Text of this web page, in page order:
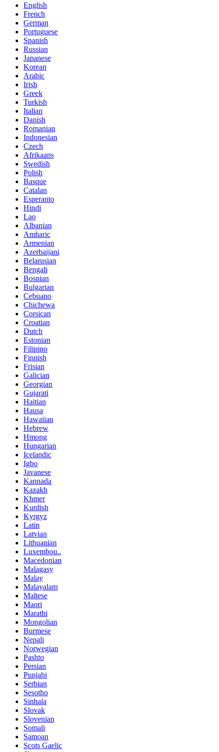
English
French
German
Portuguese
Spanish
Russian
Japanese
Korean
Arabic
Irish
Greek
Turkish
Italian
Danish
Romanian
Indonesian
Czech
Afrikaans
Swedish
Polish
Basque
Catalan
Esperanto
Hindi
Lao
Albanian
Amharic
Armenian
Azerbaijani
Belarusian
Bengali
Bosnian
Bulgarian
Cebuano
Chichewa
Corsican
Croatian
Dutch
Estonian
Filipino
Finnish
Frisian
Galician
Georgian
Gujarati
Haitian
Hausa
Hawaiian
Hebrew
Hmong
Hungarian
Icelandic
Igbo
Javanese
Kannada
Kazakh
Khmer
Kurdish
Kyrgyz
Latin
Latvian
Lithuanian
Luxembou..
Macedonian
Malagasy
Malay
Malayalam
Maltese
Maori
Marathi
Mongolian
Burmese
Nepali
Norwegian
Pashto
Persian
Punjabi
Serbian
Sesotho
Sinhala
Slovak
Slovenian
Somali
Samoan
Scots Gaelic